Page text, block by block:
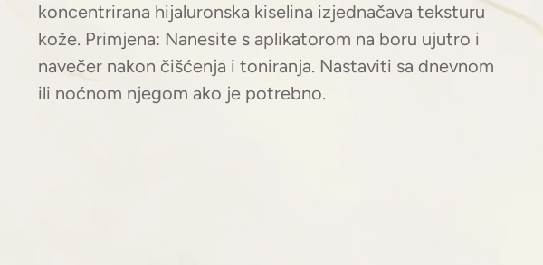
koncentrirana hijaluronska kiselina izjednačava teksturu
kože. Primjena: Nanesite s aplikatorom na boru ujutro i
navečer nakon čišćenja i toniranja. Nastaviti sa dnevnom
ili noćnom njegom ako je potrebno.